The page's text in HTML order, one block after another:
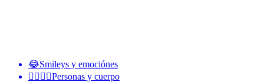
😂Smileys y emociónes
👩‍❤️‍💋‍👨Personas y cuerpo